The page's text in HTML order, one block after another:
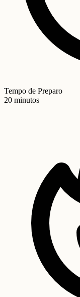
Tempo de Preparo
20 minutos